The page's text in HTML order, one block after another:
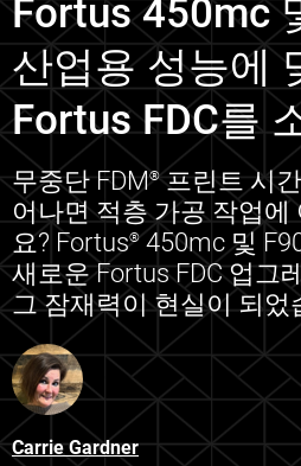
Fortus 450mc
산업용 성능에
Fortus FDC를
무중단 FDM®프린트 시
어나면 적층 가공 작업
요? Fortus®450mc 및
새로운 Fortus FDC 업그
그 잠재력이 현실이 되었
Carrie Gardner